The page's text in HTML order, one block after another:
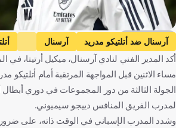
Getty Images
آرسنال ضد أتلتيكو مدريد آرسنال
دوري أبطال أوروبا
ميكيل آرتيتا إنجلترا
أكد المدير الفني لنادي آرسنال، ميكيل أرتيتا،
مساء الاثنين قبل المواجهة المرتقبة أمام أتلتيكو
الجولة الثالثة من دور المجموعات في دوري أبطال
لمدرب الفريق المنافس دييجو سيميوني.
وشدد المدرب الإسباني في الوقت ذاته، على